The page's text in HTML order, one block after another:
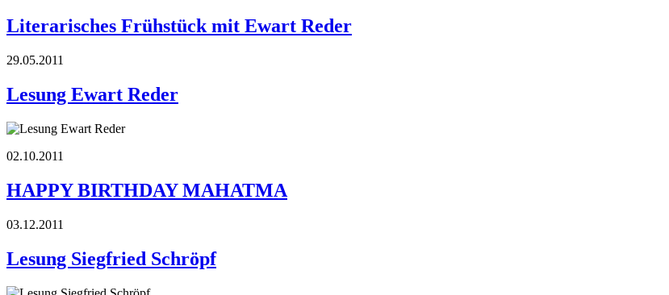
Literarisches Frühstück mit Ewart Reder
29.05.2011
Lesung Ewart Reder
02.10.2011
HAPPY BIRTHDAY MAHATMA
03.12.2011
Lesung Siegfried Schröpf